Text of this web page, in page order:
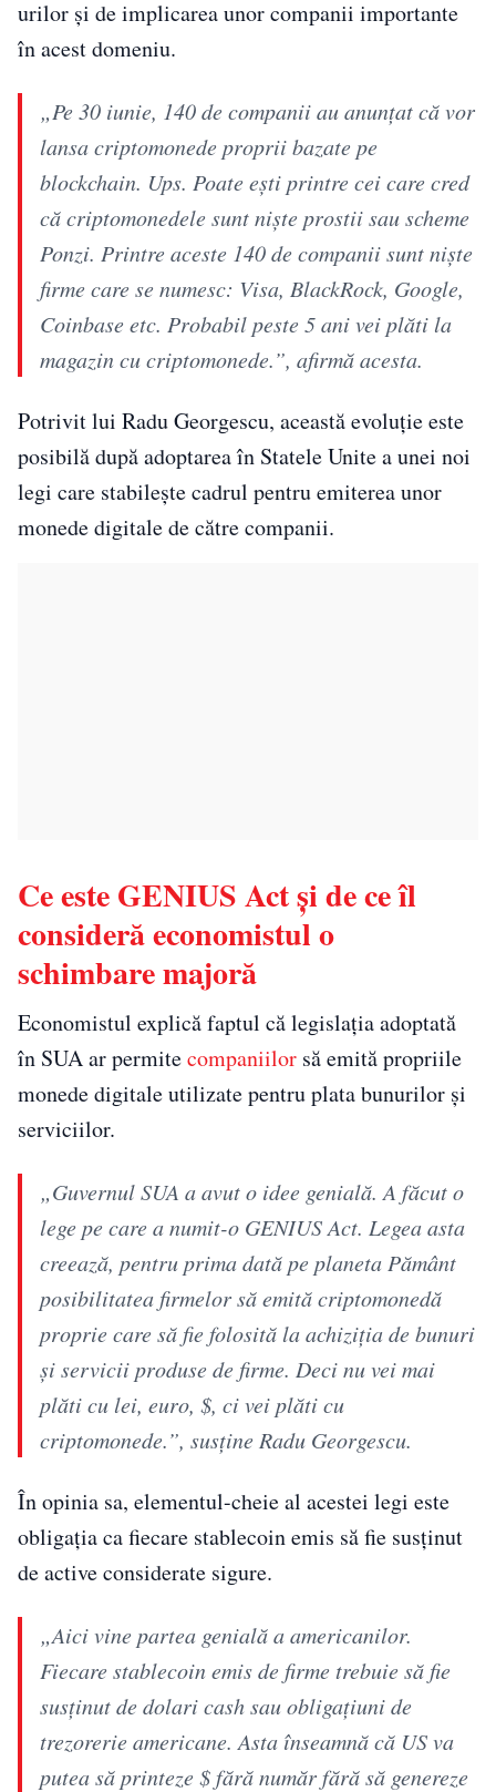
urilor și de implicarea unor companii importante
în acest domeniu.
„Pe 30 iunie, 140 de companii au anunțat că vor
lansa criptomonede proprii bazate pe
blockchain. Ups. Poate ești printre cei care cred
că criptomonedele sunt niște prostii sau scheme
Ponzi. Printre aceste 140 de companii sunt niște
firme care se numesc: Visa, BlackRock, Google,
Coinbase etc. Probabil peste 5 ani vei plăti la
magazin cu criptomonede.”, afirmă acesta.
Potrivit lui Radu Georgescu, această evoluție este
posibilă după adoptarea în Statele Unite a unei noi
legi care stabilește cadrul pentru emiterea unor
monede digitale de către companii.
Ce este GENIUS Act și de ce îl
consideră economistul o
schimbare majoră
Economistul explică faptul că legislația adoptată
în SUA ar permitecompaniilor să emită propriile
monede digitale utilizate pentru plata bunurilor și
serviciilor.
„Guvernul SUA a avut o idee genială. A făcut o
lege pe care a numit-o GENIUS Act. Legea asta
creează, pentru prima dată pe planeta Pământ
posibilitatea firmelor să emită criptomonedă
proprie care să fie folosită la achiziția de bunuri
și servicii produse de firme. Deci nu vei mai
plăti cu lei, euro, $, ci vei plăti cu
criptomonede.”, susține Radu Georgescu.
În opinia sa, elementul-cheie al acestei legi este
obligația ca fiecare stablecoin emis să fie susținut
de active considerate sigure.
„Aici vine partea genială a americanilor.
Fiecare stablecoin emis de firme trebuie să fie
susținut de dolari cash sau obligațiuni de
trezorerie americane. Asta înseamnă că US va
putea să printeze $ fără număr fără să genereze